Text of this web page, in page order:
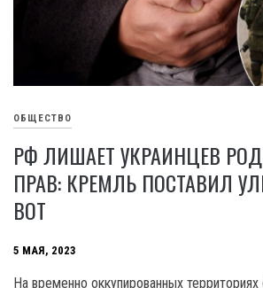
ОБЩЕСТВО
РФ ЛИШАЕТ УКРАИНЦЕВ
ПРАВ: КРЕМЛЬ ПОСТАВИЛ
ВОТ
5 МАЯ, 2023
На временно оккупированных